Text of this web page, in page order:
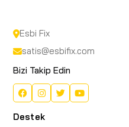
Esbi Fix
satis@esbifix.com
Bizi Takip Edin
Destek